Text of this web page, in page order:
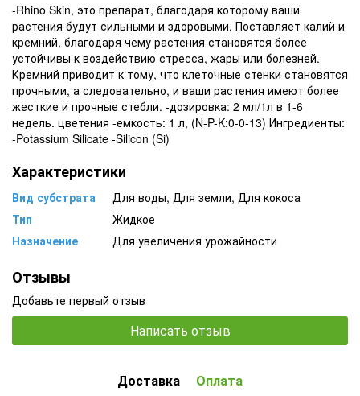
-Rhino Skin, это препарат, благодаря которому ваши
растения будут сильными и здоровыми. Поставляет калий и
кремний, благодаря чему растения становятся более
устойчивы к воздействию стресса, жары или болезней.
Кремний приводит к тому, что клеточные стенки становятся
прочными, а следовательно, и ваши растения имеют более
жесткие и прочные стебли. -дозировка: 2 мл/1л в 1-6
недель. цветения -емкость: 1 л, (N-P-K:0-0-13) Ингредиенты:
-Potassium Silicate -Silicon (Si)
Характеристики
Вид субстрата
Для воды, Для земли, Для кокоса
Тип
Жидкое
Назначение
Для увеличения урожайности
Отзывы
Добавьте первый отзыв
Написать отзыв
Доставка Оплата